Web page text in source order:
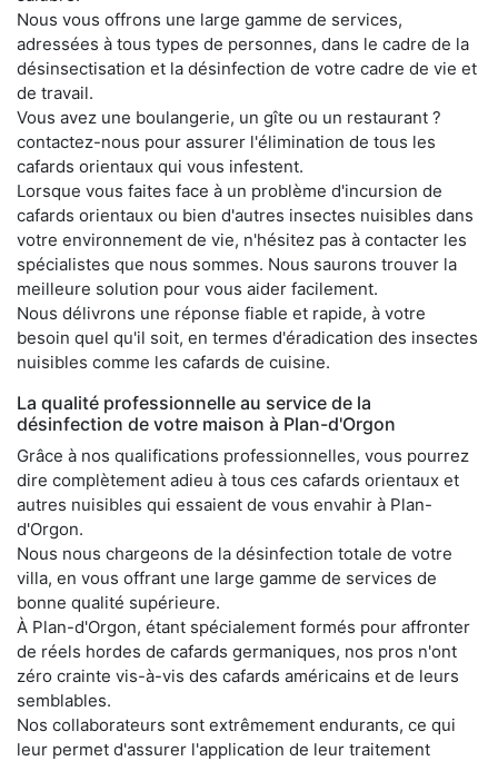
Nous vous offrons une large gamme de services,
adressées à tous types de personnes, dans le cadre de la
désinsectisation et la désinfection de votre cadre de vie et
de travail.
Vous avez une boulangerie, un gîte ou un restaurant ?
contactez-nous pour assurer l'élimination de tous les
cafards orientaux qui vous infestent.
Lorsque vous faites face à un problème d'incursion de
cafards orientaux ou bien d'autres insectes nuisibles dans
votre environnement de vie, n'hésitez pas à contacter les
spécialistes que nous sommes. Nous saurons trouver la
meilleure solution pour vous aider facilement.
Nous délivrons une réponse fiable et rapide, à votre
besoin quel qu'il soit, en termes d'éradication des insectes
nuisibles comme les cafards de cuisine.
La qualité professionnelle au service de la
désinfection de votre maison à Plan-d'Orgon
Grâce à nos qualifications professionnelles, vous pourrez
dire complètement adieu à tous ces cafards orientaux et
autres nuisibles qui essaient de vous envahir à Plan-
d'Orgon.
Nous nous chargeons de la désinfection totale de votre
villa, en vous offrant une large gamme de services de
bonne qualité supérieure.
À Plan-d'Orgon, étant spécialement formés pour affronter
de réels hordes de cafards germaniques, nos pros n'ont
zéro crainte vis-à-vis des cafards américains et de leurs
semblables.
Nos collaborateurs sont extrêmement endurants, ce qui
leur permet d'assurer l'application de leur traitement